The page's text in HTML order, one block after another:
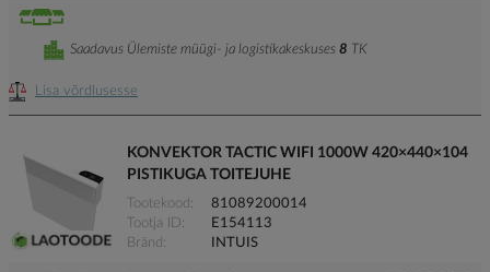
Lisa võrdlusesse
Saadavus Ülemiste müügi- ja logistikakeskuses 8 TK
KONVEKTOR TACTIC WIFI 1000W 420×440×104
PISTIKUGA TOITEJUHE
Tootekood
81089200014
Tootja ID
E154113
Bränd
INTUIS